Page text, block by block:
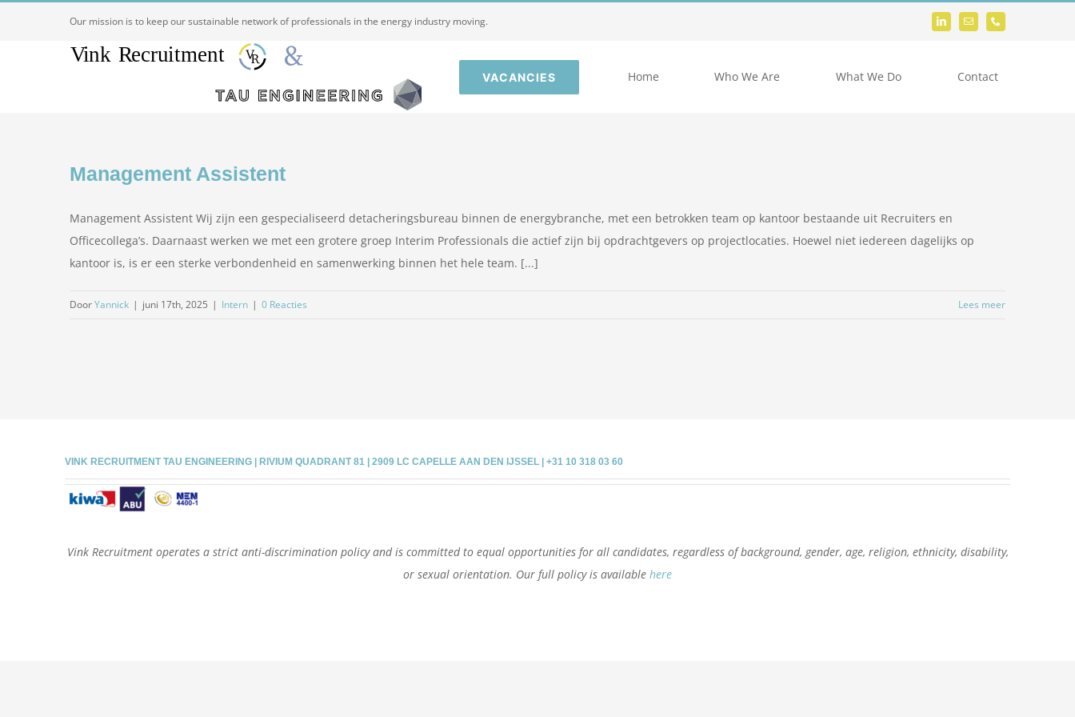
Our mission is to keep our sustainable network of professionals in the energy industry moving.
VACANCIES Home Who We Are What We Do Contact
Management Assistent
Management Assistent Wij zijn een gespecialiseerd detacheringsbureau binnen de energybranche, met een betrokken team op kantoor bestaande uit Recruiters en
Officecollega’s. Daarnaast werken we met een grotere groep Interim Professionals die actief zijn bij opdrachtgevers op projectlocaties. Hoewel niet iedereen dagelijks op
kantoor is, is er een sterke verbondenheid en samenwerking binnen het hele team. [...]
DoorYannick | juni 17th, 2025 | Intern | 0 Reacties Lees meer
VINK RECRUITMENT TAU ENGINEERING | RIVIUM QUADRANT 81 | 2909 LC CAPELLE AAN DEN IJSSEL | +31 10 318 03 60
Vink Recruitment operates a strict anti-discrimination policy and is committed to equal opportunities for all candidates, regardless of background, gender, age, religion, ethnicity, disability,
or sexual orientation. Our full policy is available here